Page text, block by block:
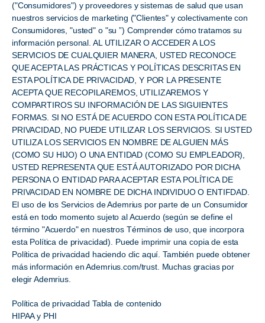
("Consumidores") y proveedores y sistemas de salud que usan
nuestros servicios de marketing ("Clientes" y colectivamente con
Consumidores, "usted" o "su ”) Comprender cómo tratamos su
información personal. AL UTILIZAR O ACCEDER A LOS
SERVICIOS DE CUALQUIER MANERA, USTED RECONOCE
QUE ACEPTA LAS PRÁCTICAS Y POLÍTICAS DESCRITAS EN
ESTA POLÍTICA DE PRIVACIDAD, Y POR LA PRESENTE
ACEPTA QUE RECOPILAREMOS, UTILIZAREMOS Y
COMPARTIROS SU INFORMACIÓN DE LAS SIGUIENTES
FORMAS. SI NO ESTÁ DE ACUERDO CON ESTA POLÍTICA DE
PRIVACIDAD, NO PUEDE UTILIZAR LOS SERVICIOS. SI USTED
UTILIZA LOS SERVICIOS EN NOMBRE DE ALGUIEN MÁS
(COMO SU HIJO) O UNA ENTIDAD (COMO SU EMPLEADOR),
USTED REPRESENTA QUE ESTÁ AUTORIZADO POR DICHA
PERSONA O ENTIDAD PARA ACEPTAR ESTA POLÍTICA DE
PRIVACIDAD EN NOMBRE DE DICHA INDIVIDUO O ENTIFDAD.
El uso de los Servicios de Ademrius por parte de un Consumidor
está en todo momento sujeto al Acuerdo (según se define el
término "Acuerdo" en nuestros Términos de uso, que incorpora
esta Política de privacidad). Puede imprimir una copia de esta
Política de privacidad haciendo clic aquí. También puede obtener
más información en Ademrius.com/trust. Muchas gracias por
elegir Ademrius.
Política de privacidad Tabla de contenido
HIPAA y PHI